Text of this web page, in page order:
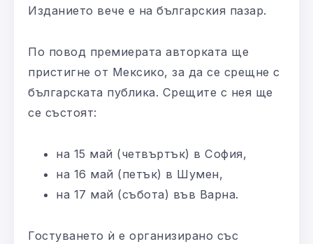
Изданието вече е на българския пазар.
По повод премиерата авторката ще
пристигне от Мексико, за да се срещне с
българската публика. Срещите с нея ще
се състоят:
на 15 май (четвъртък) в София,
на 16 май (петък) в Шумен,
на 17 май (събота) във Варна.
Гостуването ѝ е организирано със